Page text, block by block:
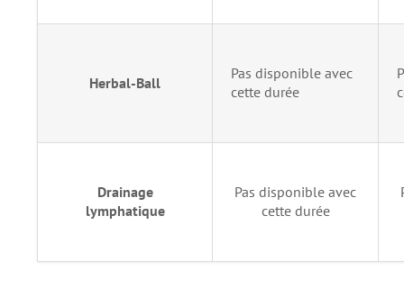
Herbal-Ball
Pas disponible avec
cette durée
Drainage
lymphatique
Pas disponible avec
cette durée